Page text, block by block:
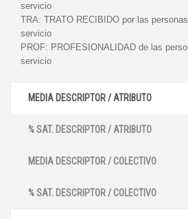
servicio
TRA: TRATO RECIBIDO por las
servicio
PROF: PROFESIONALIDAD de las
servicio
MEDIA DESCRIPTOR / ATRIBUTO
% SAT. DESCRIPTOR / ATRIBUTO
MEDIA DESCRIPTOR / COLECTIVO
% SAT. DESCRIPTOR / COLECTIVO